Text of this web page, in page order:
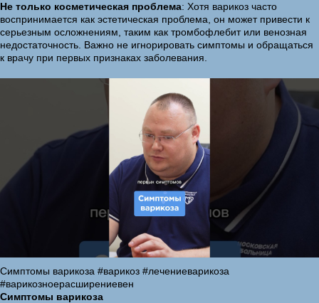
Не только косметическая проблема: Хотя варикоз часто
воспринимается как эстетическая проблема, он может привести к
серьезным осложнениям, таким как тромбофлебит или венозная
недостаточность. Важно не игнорировать симптомы и обращаться
к врачу при первых признаках заболевания.
Симптомы варикоза #варикоз #лечениеварикоза
#варикозноерасширениевен
Симптомы варикоза